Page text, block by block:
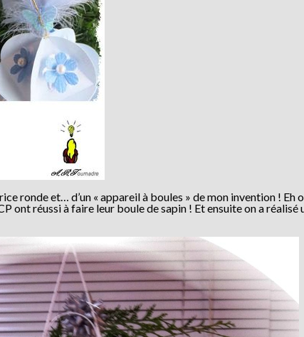
ronde et… d’un « appareil à boules » de mon invention ! Eh
ont réussi à faire leur boule de sapin ! Et ensuite on a réalisé